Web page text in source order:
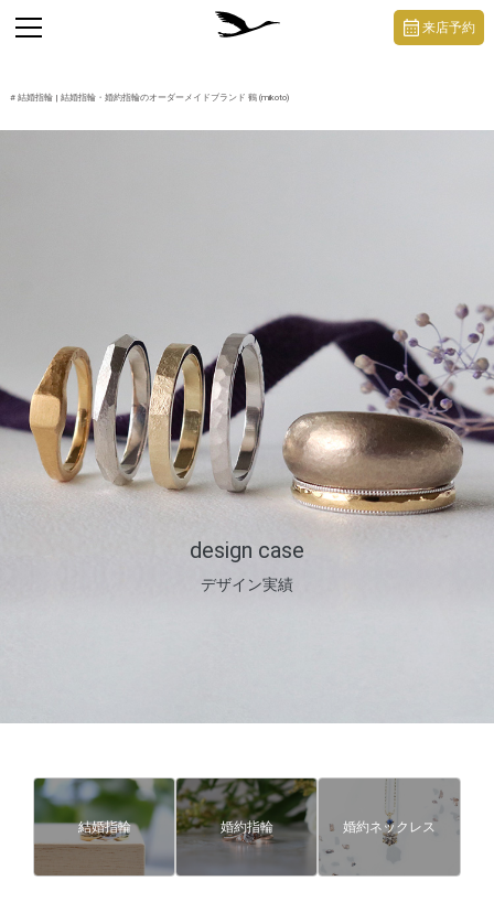
# 結婚指輪| 結婚指輪・婚約指輪のオーダーメイドブランド 鶴 (mikoto)
design case
デザイン実績
toggle
navigation
来店予約
結婚指輪 婚約指輪 婚約ネックレス